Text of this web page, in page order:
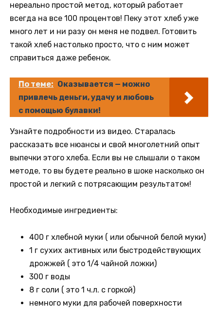
нереально простой метод, который работает
всегда на все 100 процентов! Пеку этот хлеб уже
много лет и ни разу он меня не подвел. Готовить
такой хлеб настолько просто, что с ним может
справиться даже ребенок.
По теме: Оказывается — можно
привлечь деньги, удачу и любовь
с помощью булавки!
Узнайте подробности из видео. Старалась
рассказать все нюансы и свой многолетний опыт
выпечки этого хлеба. Если вы не слышали о таком
методе, то вы будете реально в шоке насколько он
простой и легкий с потрясающим результатом!
Необходимые ингредиенты:
400 г хлебной муки ( или обычной белой муки)
1 г сухих активных или быстродействующих
дрожжей ( это 1/4 чайной ложки)
300 г воды
8 г соли ( это 1 ч.л. с горкой)
немного муки для рабочей поверхности